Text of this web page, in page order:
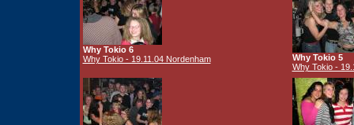
Why Tokio 6
Why Tokio - 19.11.04 Nordenham
Why Tokio 5
Why Tokio -